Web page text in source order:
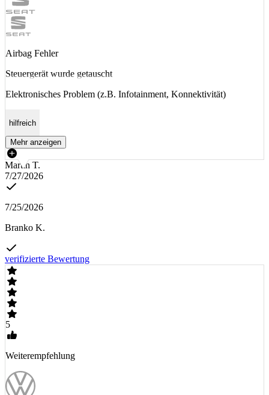
Airbag Fehler
Steuergerät wurde getauscht
Elektronisches Problem (z.B. Infotainment, Konnektivität)
hilfreich
Mehr anzeigen
Martin T.
7/27/2026
7/25/2026
Branko K.
verifizierte Bewertung
5
Weiterempfehlung